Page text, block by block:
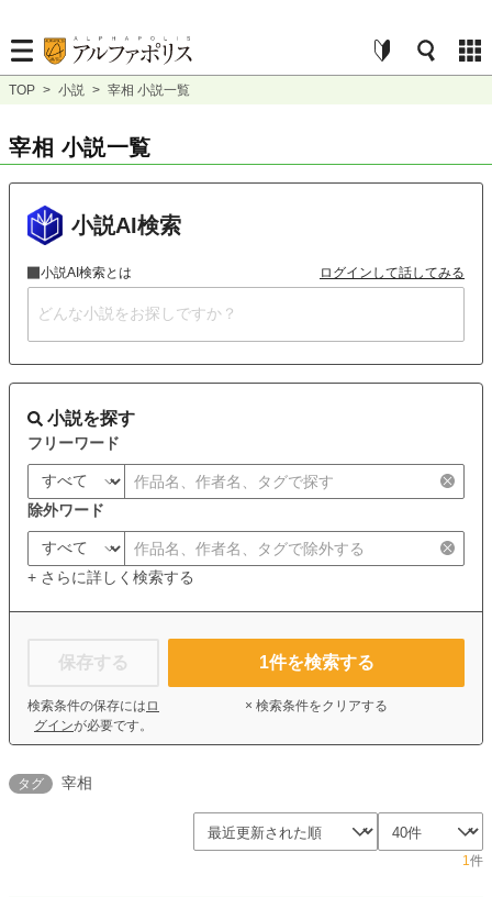
TOP > 小説 > 宰相 小説一覧
宰相 小説一覧
小説AI検索
小説AI検索とは ログインして話してみる
小説を探す
フリーワード
除外ワード
+ さらに詳しく検索する
保存する
検索条件の保存には ロ
グインが必要です。
1件を検索する
× 検索条件をクリアする
タグ 宰相
1件